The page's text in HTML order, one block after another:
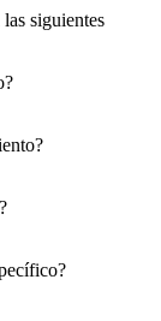
siguientes